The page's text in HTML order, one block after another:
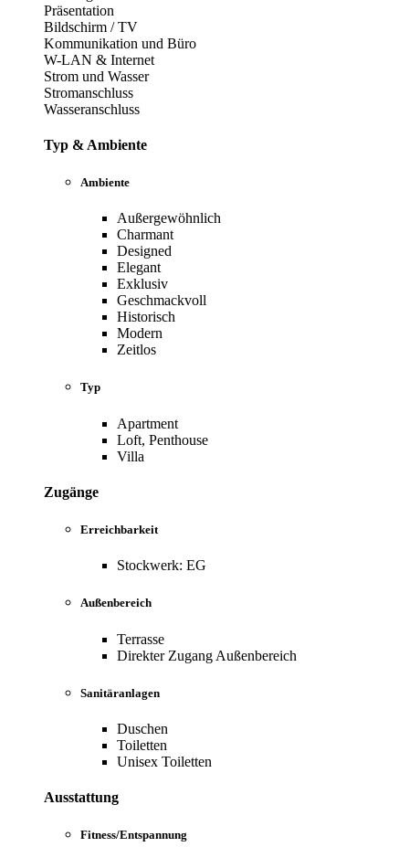
Präsentation
Bildschirm / TV
Kommunikation und Büro
W-LAN & Internet
Strom und Wasser
Stromanschluss
Wasseranschluss
Typ & Ambiente
Ambiente
Außergewöhnlich
Charmant
Designed
Elegant
Exklusiv
Geschmackvoll
Historisch
Modern
Zeitlos
Typ
Apartment
Loft, Penthouse
Villa
Zugänge
Erreichbarkeit
Stockwerk: EG
Außenbereich
Terrasse
Direkter Zugang Außenbereich
Sanitäranlagen
Duschen
Toiletten
Unisex Toiletten
Ausstattung
Fitness/Entspannung